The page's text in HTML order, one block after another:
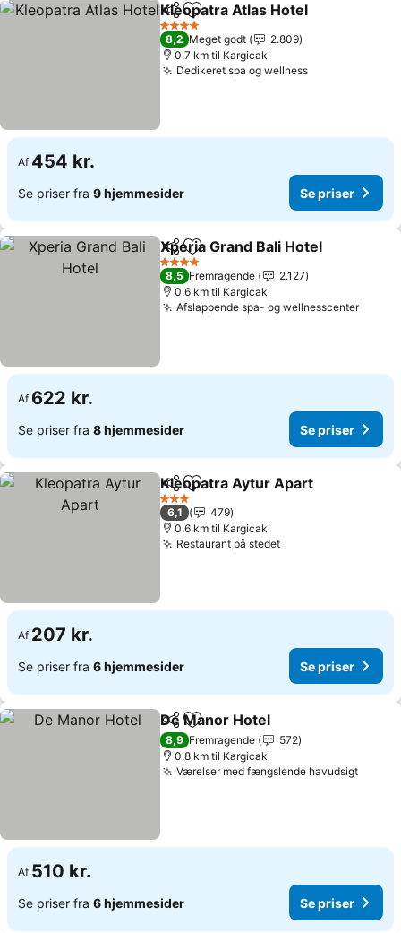
Del Føj til favoritter
Kleopatra Atlas Hotel
4 Stjerner
8,2 Meget godt
2.809
0.7 km til Kargicak
Dedikeret spa og wellnessSe priser
Af 454 kr.
Se priser fra 9 hjemmesider Se priser
Del Føj til favoritter
Xperia Grand Bali Hotel
4 Stjerner
8,5 Fremragende
2.127
0.6 km til Kargicak
Afslappende spa- og wellnesscenterSe
Af 622 kr.
Se priser fra 8 hjemmesider Se priser
Del Føj til favoritter
Kleopatra Aytur Apart
3 Stjerner
6,1
479
0.6 km til Kargicak
Restaurant på stedetSe priser
Af 207 kr.
Se priser fra 6 hjemmesider Se priser
Del Føj til favoritter
De Manor Hotel
8,9 Fremragende
572
0.8 km til Kargicak
Værelser med fængslende havudsigtSe
Af 510 kr.
Se priser fra 6 hjemmesider Se priser